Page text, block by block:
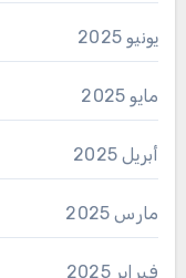
يونيو 2025
مايو 2025
أبريل 2025
مارس 2025
فبراير 2025